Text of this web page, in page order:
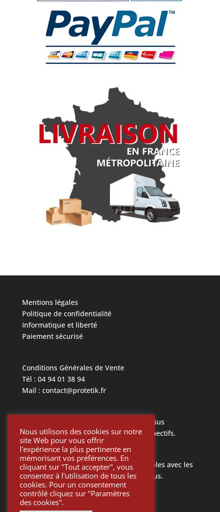
Mentions légales
Politique de confidentialité
Informatique et liberté
Paiement sécurisé
Conditions Générales de Vente
Tél : 04 94 01 38 94
Mail : contact@protetik.fr
Toutes les marques mentionnées ci dessus
appartiennent à leurs propriétaires respectifs.
Toutes les pièces Protétik sont compatibles avec les
différents systèmes mentionnés ci-dessus.
Nous utilisons des cookies sur notre
site Web pour vous offrir
l'expérience la plus pertinente en
mémorisant vos préférences. En
cliquant sur "Tout accepter", vous
consentez à l'utilisation de tous les
cookies. Pour un consentement
contrôlé cliquez sur "Paramètres
des cookies".